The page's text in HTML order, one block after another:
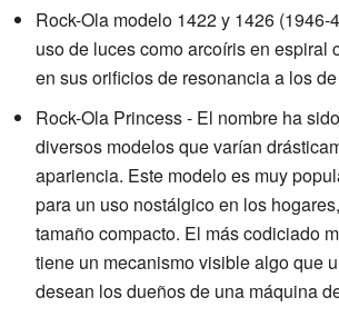
Rock-Ola modelo 1422 y 1426 (1946-
uso de luces como arcoíris en espiral
en sus orificios de resonancia a los
Rock-Ola Princess - El nombre ha
diversos modelos que varían
apariencia. Este modelo es muy
para un uso nostálgico en los
tamaño compacto. El más codiciado
tiene un mecanismo visible algo que
desean los dueños de una máquina